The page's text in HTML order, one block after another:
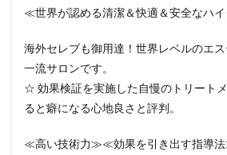
≪世界が認める清潔＆快適＆安全なハ
海外セレブも御用達！世界レベルのエ
一流サロンです。
☆ 効果検証を実施した自慢のトリート
ると癖になる心地良さと評判。
≪高い技術力≫≪効果を引き出す指導